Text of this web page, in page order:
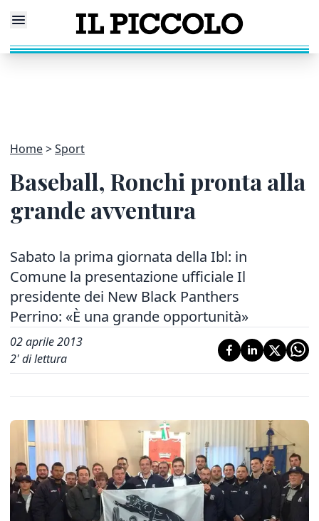
Home Sport
Baseball, Ronchi pronta alla
grande avventura
Sabato la prima giornata della Ibl: in
Comune la presentazione ufficiale Il
presidente dei New Black Panthers
Perrino: «È una grande opportunità»
02 aprile 2013
2' di lettura